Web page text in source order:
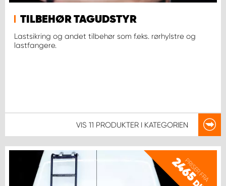
TILBEHØR TAGUDSTYR
Lastsikring og andet tilbehør som f.eks. rørhylstre og
lastfangere.
VIS 11 PRODUKTER I KATEGORIEN
PRISER FRA
2465